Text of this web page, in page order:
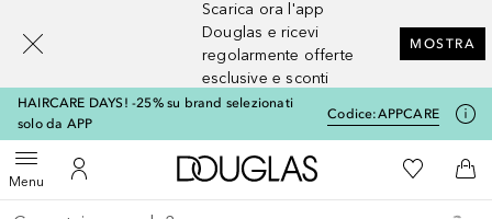
Scarica ora l'app
Douglas e ricevi
regolarmente offerte
esclusive e sconti
MOSTRA
HAIRCARE DAYS! -25% su brand selezionati
solo da APP
Codice:APPCARE
MenuApri menuAl Mio Account
A Douglas HomeAlla Mia
Al
Torna indietro
Esegui ricerca
[navigation.slideout.screenreader]